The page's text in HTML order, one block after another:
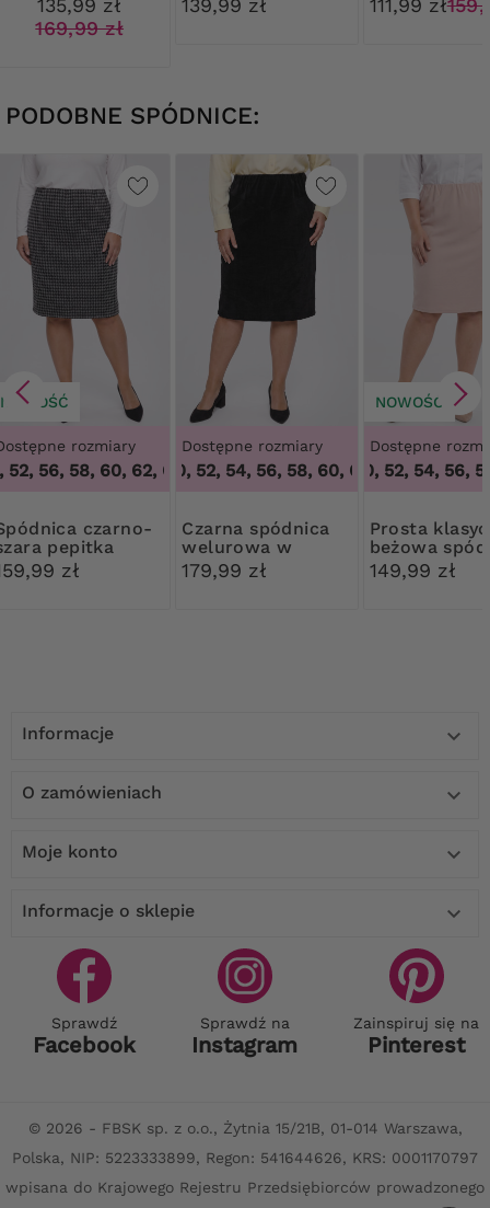
135,99 zł
169,99 zł
139,99 zł 111,99 zł
PODOBNE SPÓDNICE:
NOWOŚĆ
rozmiary
56, 58, 60, 62, 64 ,48, 50, 52, 56, 58, 60, 62, 64
pepitka
zł
Dostępne rozmiary
48, 50, 52, 54, 56, 58, 60, 62, 64,48, 50,
Czarna spódnica
welurowa w
prążek
179,99 zł
NOWOŚĆ
Dostępne
48, 50, 52, 54, 56,
Prosta klasyczna
beżowa
149,99 zł
Informacje 
O zamówieniach 
Moje konto 
Informacje o sklepie 
Sprawdź
Facebook
Sprawdź na
Instagram
Zainspiruj się na
Pinterest
© 2026 - FBSK sp. z o.o., Żytnia 15/21B, 01-014 Warszawa,
Polska, NIP: 5223333899, Regon: 541644626, KRS: 0001170797
wpisana do Krajowego Rejestru Przedsiębiorców prowadzonego